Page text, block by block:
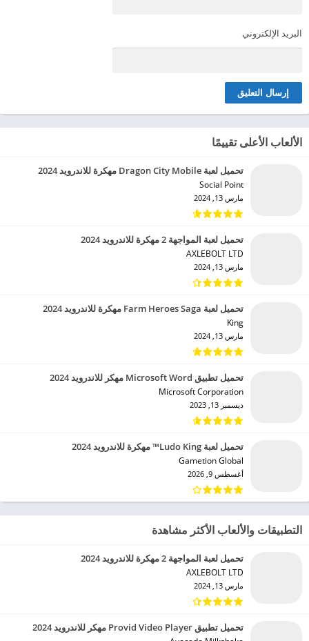
البريد الإلكتروني
الألعاب الأعلى تقييمًا
تحميل لعبة Dragon City Mobile مهكرة للاندرويد 2024
Social Point‏
مارس 13, 2024
تحميل لعبة المواجهة 2 مهكرة للاندرويد 2024
AXLEBOLT LTD‏
مارس 13, 2024
تحميل لعبة Farm Heroes Saga مهكرة للاندرويد 2024
King‏
مارس 13, 2024
تحميل تطبيق Microsoft Word مهكر للاندرويد 2024
Microsoft Corporation‏
ديسمبر 13, 2023
تحميل لعبة Ludo King™ مهكرة للاندرويد 2024
Gametion Global‏
أغسطس 9, 2026
التطبيقات والألعاب الأكثر مشاهدة
تحميل لعبة المواجهة 2 مهكرة للاندرويد 2024
AXLEBOLT LTD‏
مارس 13, 2024
تحميل تطبيق Provid Video Player مهكر للاندرويد 2024